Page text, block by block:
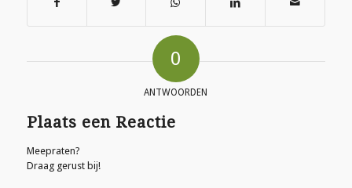
0
ANTWOORDEN
Plaats een Reactie
Meepraten?
Draag gerust bij!